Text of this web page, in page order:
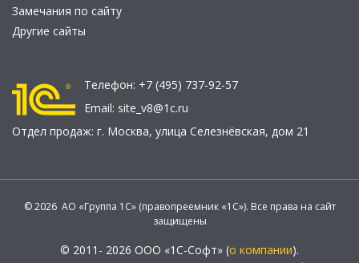
Замечания по сайту
Другие сайты
Телефон: +7 (495) 737-92-57
Email: site_v8@1c.ru
Отдел продаж: г. Москва, улица Селезнёвская, дом 21
© 2026 АО «Группа 1С» (правопреемник «1С»). Все права на сайт
защищены
© 2011- 2026 ООО «1С-Софт» (о компании).